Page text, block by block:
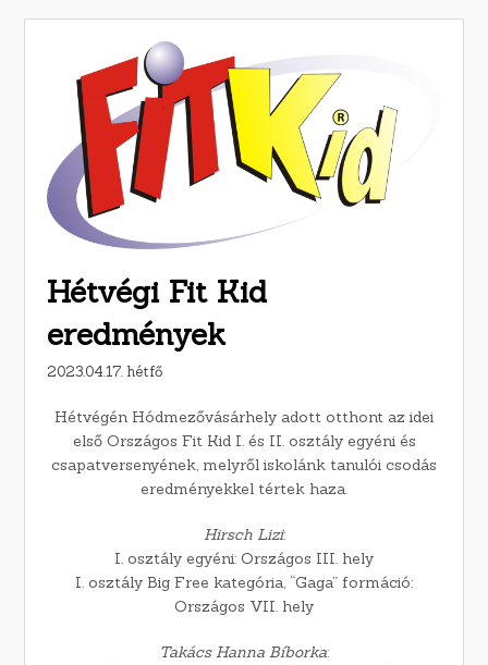
Hétvégi Fit Kid
eredmények
2023.04.17. hétfő
Hétvégén Hódmezővásárhely adott otthont az idei
első Országos Fit Kid I. és II. osztály egyéni és
csapatversenyének, melyről iskolánk tanulói csodás
eredményekkel tértek haza.
Hirsch Lizi:
I. osztály egyéni: Országos III. hely
I. osztály Big Free kategória, “Gaga” formáció:
Országos VII. hely
Takács Hanna Bíborka: